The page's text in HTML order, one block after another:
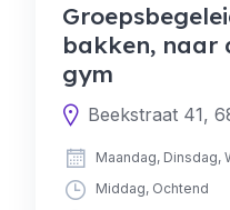
bakken, naar
gym
Maandag, Dinsdag,
Middag, Ochtend